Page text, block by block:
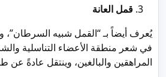
قمل العانة
يُعرف أيضاً بـ “القمل شبيه
في شعر منطقة الأعضاء التناسلية
المراهقين والبالغين، وينتقل عادةً